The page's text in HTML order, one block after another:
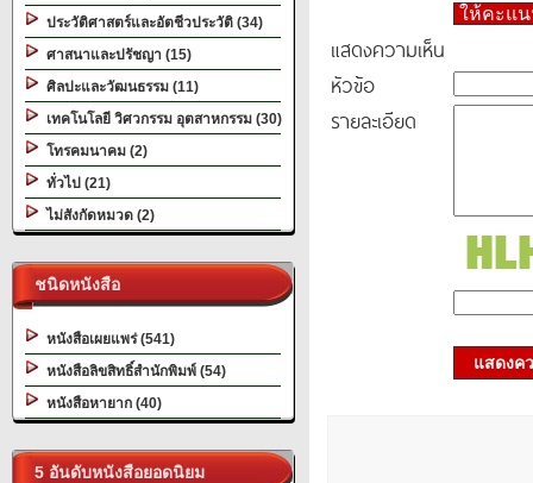
ประวัติศาสตร์และอัตชีวประวัติ (34)
ศาสนาและปรัชญา (15)
ศิลปะและวัฒนธรรม (11)
เทคโนโลยี วิศวกรรม อุตสาหกรรม (30)
โทรคมนาคม (2)
ทั่วไป (21)
ไม่สังกัดหมวด (2)
ชนิดหนังสือ
หนังสือเผยแพร่ (541)
หนังสือลิขสิทธิ์สำนักพิมพ์ (54)
หนังสือหายาก (40)
5 อันดับหนังสือยอดนิยม
ให้คะแ
แสดงความเห็น
หัวข้อ
รายละเอียด
แสดงค